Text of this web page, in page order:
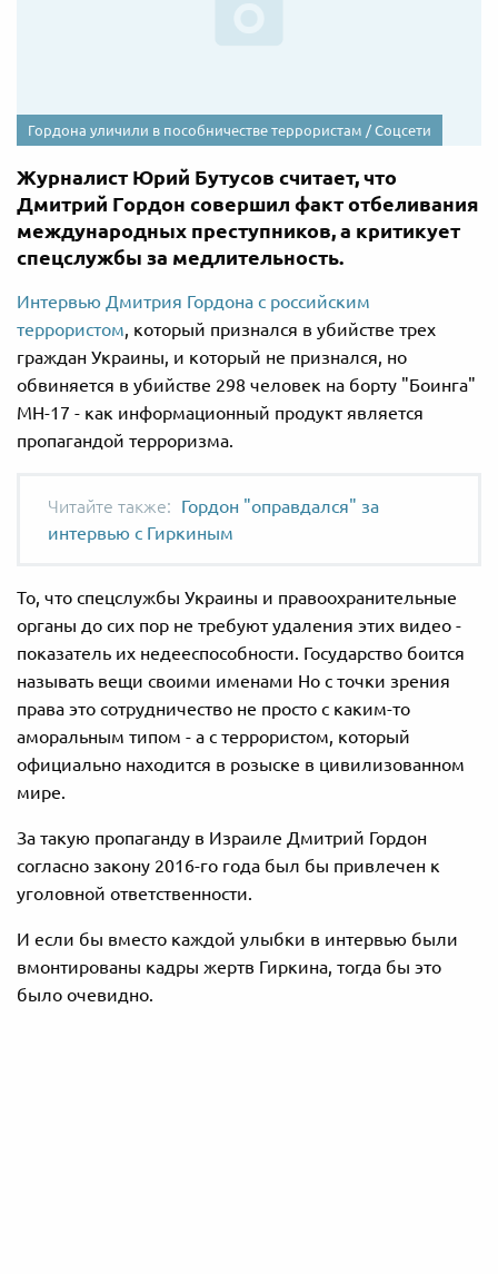
Гордона уличили в пособничестве террористам / Соцсети
Журналист Юрий Бутусов считает, что
Дмитрий Гордон совершил факт отбеливания
международных преступников, а критикует
спецслужбы за медлительность.
Интервью Дмитрия Гордона с российским
террористом, который признался в убийстве трех
граждан Украины, и который не признался, но
обвиняется в убийстве 298 человек на борту "Боинга"
МН-17 - как информационный продукт является
пропагандой терроризма.
Гордон "оправдался" за
интервью с Гиркиным
То, что спецслужбы Украины и правоохранительные
органы до сих пор не требуют удаления этих видео -
показатель их недееспособности. Государство боится
называть вещи своими именами Но с точки зрения
права это сотрудничество не просто с каким-то
аморальным типом - а с террористом, который
официально находится в розыске в цивилизованном
мире.
За такую пропаганду в Израиле Дмитрий Гордон
согласно закону 2016-го года был бы привлечен к
уголовной ответственности.
И если бы вместо каждой улыбки в интервью были
вмонтированы кадры жертв Гиркина, тогда бы это
было очевидно.